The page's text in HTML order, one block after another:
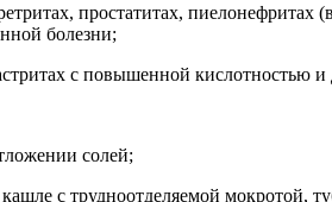
простатитах,
болезни;
с повышенной кислотностью и
солей;
с трудноотделяемой мокротой,